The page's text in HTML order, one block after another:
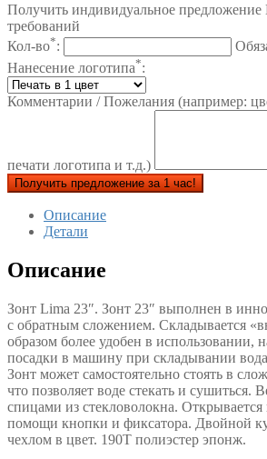
Получить индивидуальное предложение
требований
Кол-во*:
Нанесение логотипа*:
Комментарии / Пожелания (например:
печати логотипа и т.д.)
Получить предложение за 1 час!
Описание
Детали
Описание
Зонт Lima 23″. Зонт 23″ выполнен в
с обратным сложением. Складывается
образом более удобен в использовании,
посадки в машину при складывании вода
Зонт может самостоятельно стоять в
что позволяет воде стекать и сушиться.
спицами из стекловолокна.
помощи кнопки и фиксатора. Двойной
чехлом в цвет. 190Т полиэстер эпонж.